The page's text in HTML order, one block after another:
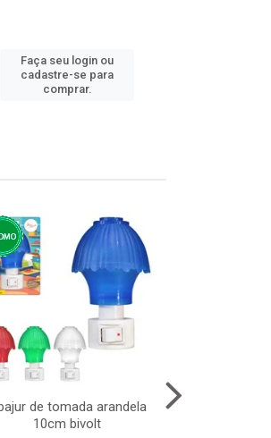
Faça seu login ou
cadastre-se para
comprar.
de tomada arandela
10cm bivolt